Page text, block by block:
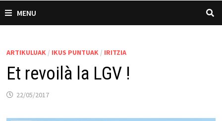
MENU
ARTIKULUAK / IKUS PUNTUAK / IRITZIA
Et revoilà la LGV !
22/05/2017